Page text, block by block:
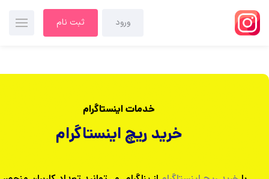
ورود ثبت نام
خدمات اینستاگرام
خرید ریچ اینستاگرام